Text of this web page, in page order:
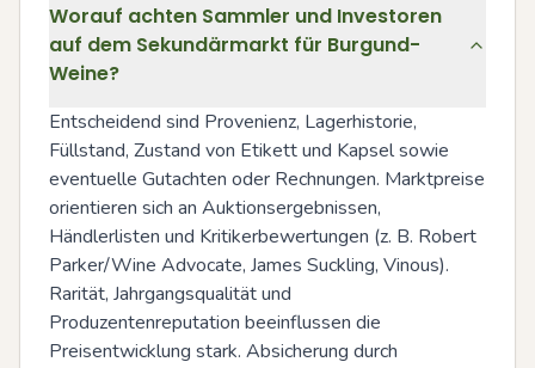
Worauf achten Sammler und Investoren
auf dem Sekundärmarkt für Burgund-
Weine?
Entscheidend sind Provenienz, Lagerhistorie,
Füllstand, Zustand von Etikett und Kapsel sowie
eventuelle Gutachten oder Rechnungen. Marktpreise
orientieren sich an Auktionsergebnissen,
Händlerlisten und Kritikerbewertungen (z. B. Robert
Parker/Wine Advocate, James Suckling, Vinous).
Rarität, Jahrgangsqualität und
Produzentenreputation beeinflussen die
Preisentwicklung stark. Absicherung durch